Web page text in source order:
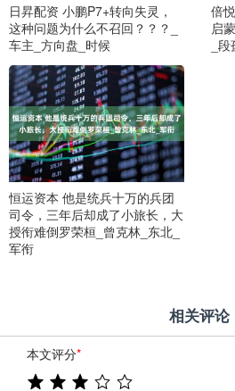
日昇配资 小鹏P7+转向失灵，
这种问题为什么不召回？？？_
车主_方向盘_时候
倍
启
_
恒运资本 他是统兵十万的兵团
司令，三年后却成了小旅长，大
授衔难倒罗荣桓_曾克林_东北_
军衔
相关评论
本文评分*